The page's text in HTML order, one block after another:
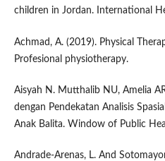
children in Jordan. International
Achmad, A. (2019). Physical
Profesional physiotherapy.
Aisyah N. Mutthalib NU, Amelia
dengan Pendekatan Analisis
Anak Balita. Window of Public
Andrade-Arenas, L. And